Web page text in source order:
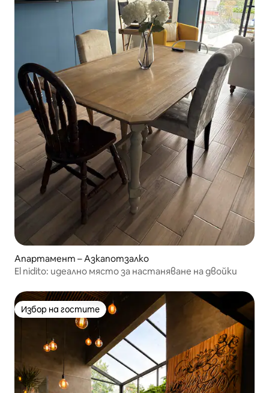
Апартамент – Азкапотзалко
El nidito: идеално място за настаняване на двойки
Избор на гостите
Избор на гостите